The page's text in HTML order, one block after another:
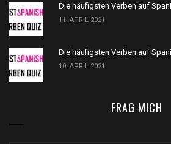
Die häufigsten Verben auf
11. APRIL 2021
Die häufigsten Verben auf
10. APRIL 2021
FRAG MICH